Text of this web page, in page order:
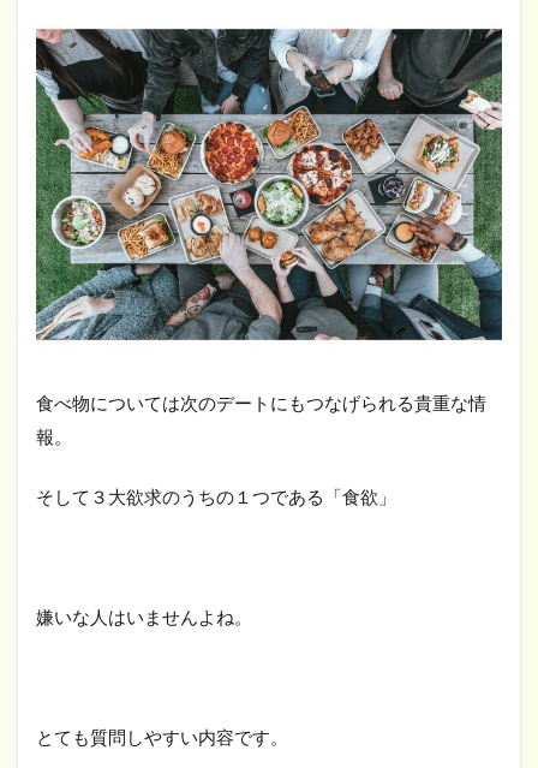
食べ物については次のデートにもつなげられる貴重な情
報。
そして３大欲求のうちの１つである「食欲」
嫌いな人はいませんよね。
とても質問しやすい内容です。